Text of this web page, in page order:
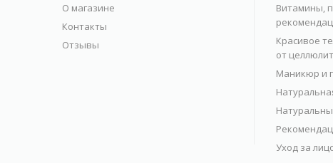
О магазине
Контакты
Отзывы
Витамины,
Красивое
от
Маникюр и
Уход за